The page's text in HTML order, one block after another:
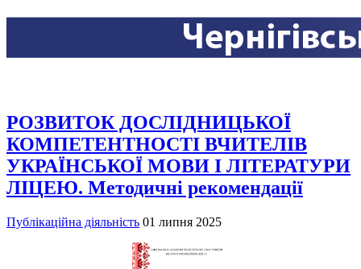
РОЗВИТОК ДОСЛІДНИЦЬКОЇ
КОМПЕТЕНТНОСТІ ВЧИТЕЛІВ
УКРАЇНСЬКОЇ МОВИ І ЛІТЕРАТУРИ
ЛІЦЕЮ. Методичні рекомендації
Публікаційна діяльність 01 липня 2025